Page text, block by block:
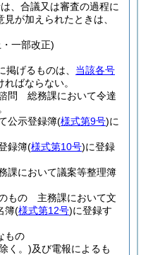
、合議又は審査の過程に
が加えられたときは、
一部改正)
掲げるものは、 当該各号
ばならない。
問 総務課において令達
公示登録簿(様式第9号)に
録簿(様式第10号)に登録
課において議案等整理簿
もの 主務課において文
簿(様式第12号)に登録す
もの
く。)及び電報によるも